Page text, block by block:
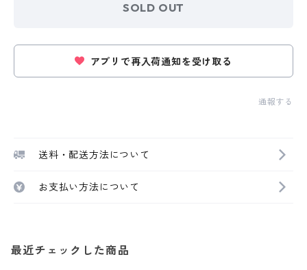
SOLD OUT
アプリで再入荷通知を受け取る
通報する
送料・配送方法について
お支払い方法について
最近チェックした商品